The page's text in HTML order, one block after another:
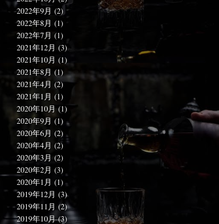
2022年9月 (2)
2022年8月 (1)
2022年7月 (1)
2021年12月 (3)
2021年10月 (1)
2021年8月 (1)
2021年4月 (2)
2021年1月 (1)
2020年10月 (1)
2020年9月 (1)
2020年6月 (2)
2020年4月 (2)
2020年3月 (2)
2020年2月 (3)
2020年1月 (1)
2019年12月 (3)
2019年11月 (2)
2019年10月(3)